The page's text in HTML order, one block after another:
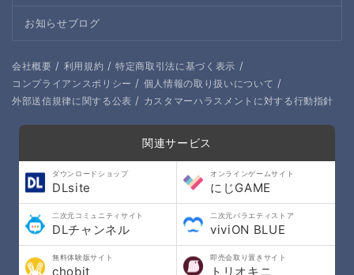
お知らせブログ
会社概要 / 利用規約 / 特定商取引法に基づく表示 /
コンプライアンスポリシー / 個人情報の取り扱いについて /
外部送信規律に関する公表 / カスタマーハラスメントに対する行動指針
関連サービス
ダウンロードショップ
DLsite
オンラインゲームサイト
にじGAME
二次元コミュニティサイト
DLチャンネル
二次元バラエティストア
viviON BLUE
無料体験版サイト
chobit
即売会取り置きサイト
トリオキニ